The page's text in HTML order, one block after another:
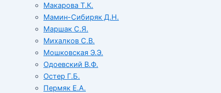
Макарова Т.К.
Мамин-Сибиряк Д.Н.
Маршак С.Я.
Михалков С.В.
Мошковская Э.Э.
Одоевский В.Ф.
Остер Г.Б.
Пермяк Е.А.